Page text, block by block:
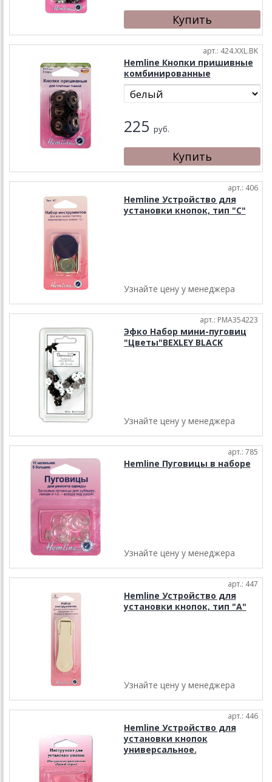
арт.: 424.XXL.BK
Hemline Кнопки пришивные
комбинированные
225 руб.
арт.: 406
Hemline Устройство для
установки кнопок, тип "С"
Узнайте цену у менеджера
арт.: PMA354223
Эфко Набор мини-пуговиц
"Цветы"BEXLEY BLACK
Узнайте цену у менеджера
арт.: 785
Hemline Пуговицы в наборе
Узнайте цену у менеджера
арт.: 447
Hemline Устройство для
установки кнопок, тип "А"
Узнайте цену у менеджера
арт.: 446
Hemline Устройство для
установки кнопок
универсальное.